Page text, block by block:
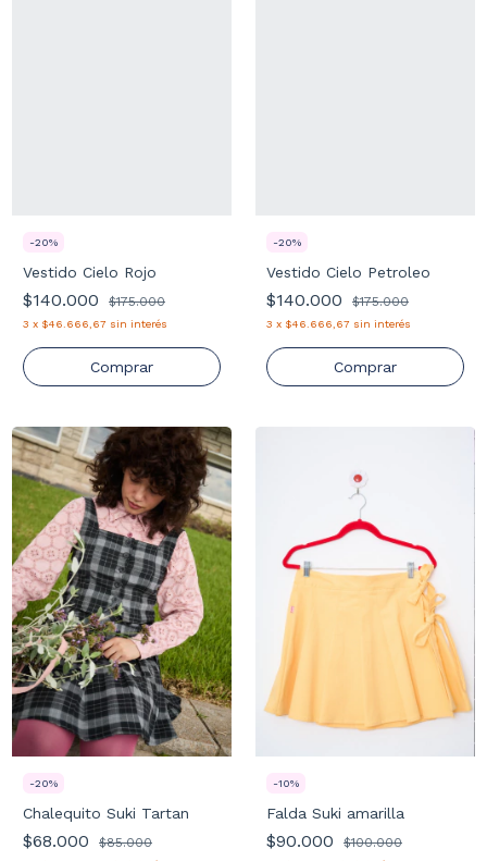
-20%
Vestido Cielo Rojo
$140.000 $175.000
3 x $46.666,67 sin interés
Comprar
-20%
Vestido Cielo Petroleo
$140.000 $175.000
3 x $46.666,67 sin interés
Comprar
-20%
Chalequito Suki Tartan
$68.000 $85.000
-10%
Falda Suki amarilla
$90.000 $100.000